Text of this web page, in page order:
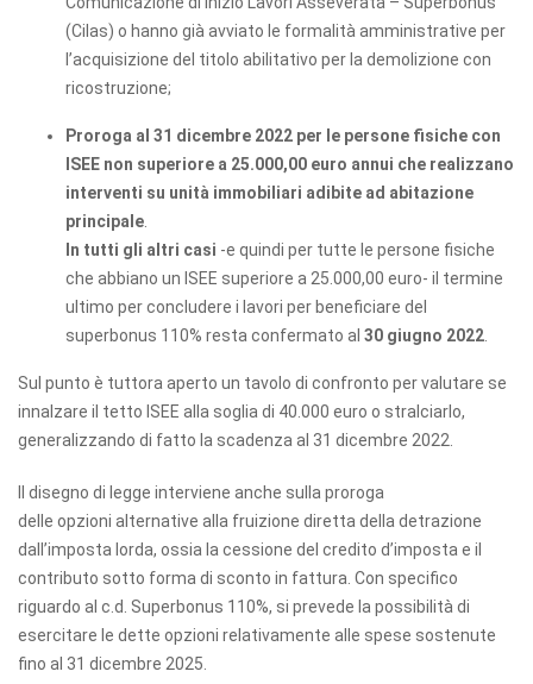
(Cilas) o hanno già avviato le formalità amministrative per
l’acquisizione del titolo abilitativo per la demolizione con
ricostruzione;
Proroga al 31 dicembre 2022 per le persone fisiche con
ISEE non superiore a 25.000,00 euro annui che realizzano
interventi su unità immobiliari adibite ad abitazione
principale
In tutti gli altri casi -e quindi per tutte le persone fisiche
che abbiano un ISEE superiore a 25.000,00 euro- il termine
ultimo per concludere i lavori per beneficiare del
superbonus 110% resta confermato al 30 giugno 2022
Sul punto è tuttora aperto un tavolo di confronto per valutare se
innalzare il tetto ISEE alla soglia di 40.000 euro o stralciarlo,
generalizzando di fatto la scadenza al 31 dicembre 2022.
Il disegno di legge interviene anche sulla proroga
delle opzioni alternative alla fruizione diretta della detrazione
dall’imposta lorda, ossia la cessione del credito d’imposta e il
contributo sotto forma di sconto in fattura. Con specifico
riguardo al c.d. Superbonus 110%, si prevede la possibilità di
esercitare le dette opzioni relativamente alle spese sostenute
fino al 31 dicembre 2025.